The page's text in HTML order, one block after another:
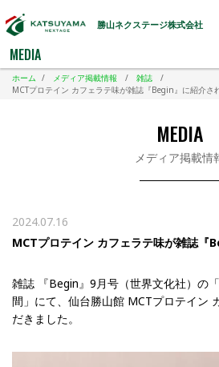
勝山ネクステージ株式会社
MEDIA
ホーム / メディア掲載情報 / 雑誌
/
MCTプロテイン カフェラテ味が雑誌『Begin』に紹介さ
MEDIA
メディア掲載情
2024.07.16
MCTプロテイン カフェラテ味が雑誌『
雑誌 『Begin』9月号（世界文化社）の
間」にて、仙台勝山館 MCTプロテイン
だきました。